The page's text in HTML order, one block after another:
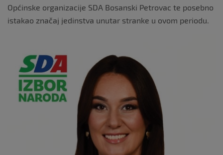
Općinske organizacije SDA Bosanski Petrovac te posebno
istakao značaj jedinstva unutar stranke u ovom periodu.